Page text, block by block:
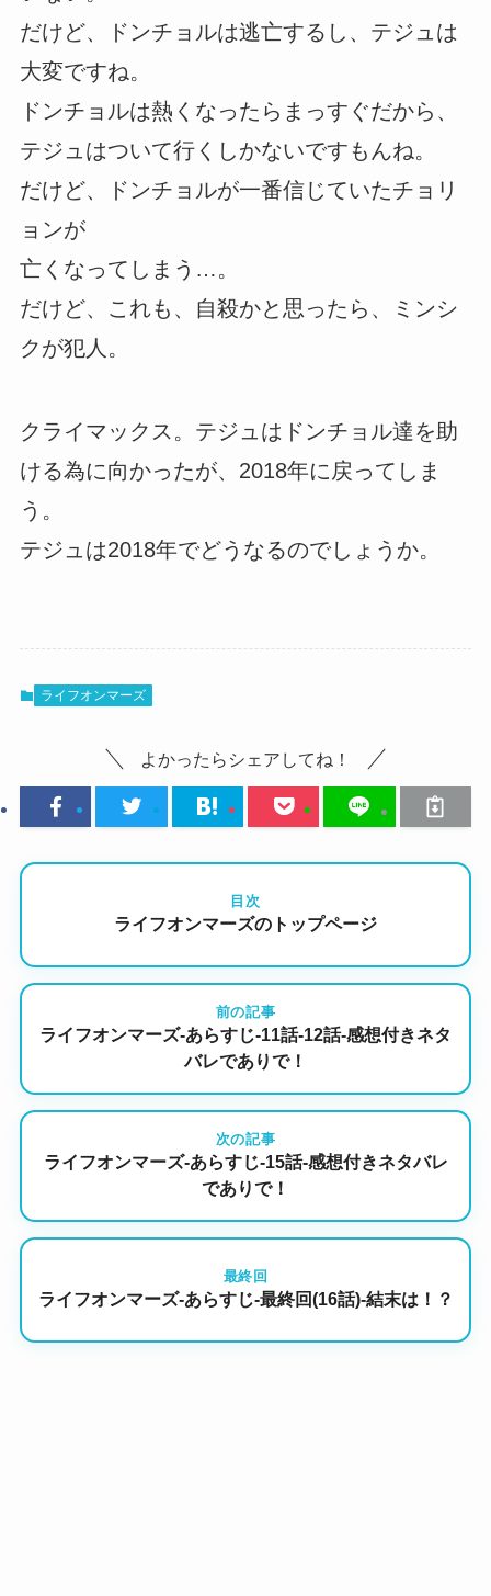
だけど、ドンチョルは逃亡するし、テジュは
大変ですね。
ドンチョルは熱くなったらまっすぐだから、
テジュはついて行くしかないですもんね。
だけど、ドンチョルが一番信じていたチョリ
ョンが
亡くなってしまう…。
だけど、これも、自殺かと思ったら、ミンシ
クが犯人。
クライマックス。テジュはドンチョル達を助
ける為に向かったが、2018年に戻ってしま
う。
テジュは2018年でどうなるのでしょうか。
ライフオンマーズ
よかったらシェアしてね！
目次
ライフオンマーズのトップページ
前の記事
ライフオンマーズ-あらすじ-11話-12話-感想付きネタ
バレでありで！
次の記事
ライフオンマーズ-あらすじ-15話-感想付きネタバレ
でありで！
最終回
ライフオンマーズ-あらすじ-最終回(16話)-結末は！？